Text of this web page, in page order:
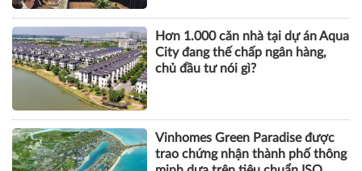
Hơn 1.000 căn nhà tại dự án Aqua
City đang thế chấp ngân hàng,
chủ đầu tư nói gì?
Vinhomes Green Paradise được
trao chứng nhận thành phố thông